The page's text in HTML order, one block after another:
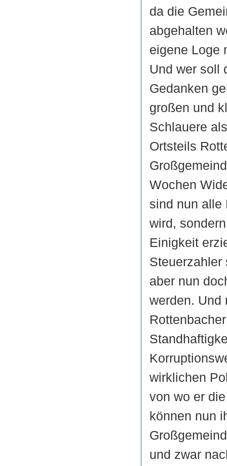
da die
abgehalten
eigene Loge
Und wer soll
Gedanken
großen und
Schlauere
Ortsteils
Wochen
sind nun alle
wird,
Einigkeit
Steuerzahler
aber nun
werden. Und
wirklichen
von wo er
können nun
und zwar